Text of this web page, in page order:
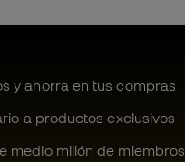
y ahorra en tus compras
a productos exclusivos
medio millón de miembros